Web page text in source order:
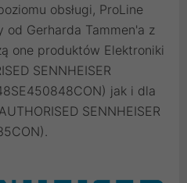
obsługi, ProLine
Gerharda Tammen'a z
one produktów Elektroniki
SENNHEISER
jak i dla
SENNHEISER